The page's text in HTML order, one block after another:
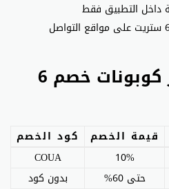
داخل التطبيق فقط
تابع الحسابات الرسمية لـ 6 ستريت على مواقع التواصل
جدول سريع لأبرز كوبونات خصم 6
قيمة الخصم
كود الخصم
10%
COUA
حتى 60%
بدون كود